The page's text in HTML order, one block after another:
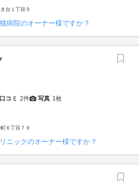
台１丁目９
病院のオーナー様ですか？
口コミ 2件 写真 1枚
６丁目７９
ニックのオーナー様ですか？